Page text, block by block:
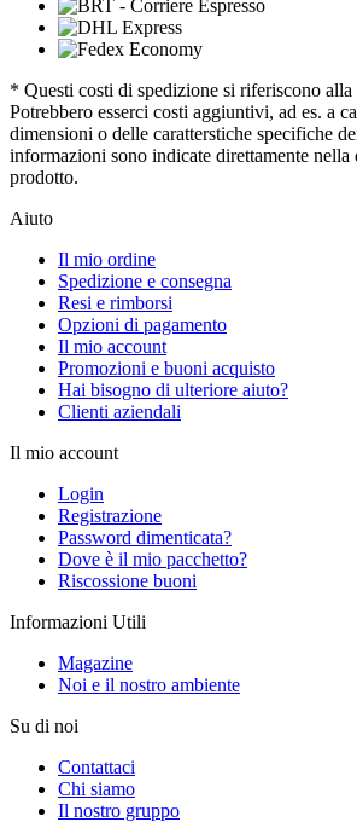
* Questi costi di spedizione si riferiscono alla
Potrebbero esserci costi aggiuntivi, ad es. a
dimensioni o delle caratterstiche specifiche
informazioni sono indicate direttamente nella
prodotto.
Aiuto
Il mio ordine
Spedizione e consegna
Resi e rimborsi
Opzioni di pagamento
Il mio account
Promozioni e buoni acquisto
Hai bisogno di ulteriore aiuto?
Clienti aziendali
Il mio account
Login
Registrazione
Password dimenticata?
Dove è il mio pacchetto?
Riscossione buoni
Informazioni Utili
Magazine
Noi e il nostro ambiente
Su di noi
Contattaci
Chi siamo
Il nostro gruppo